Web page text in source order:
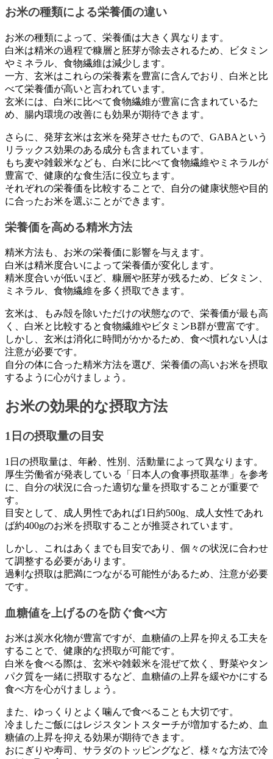
お米の種類による栄養価の違い
お米の種類によって、栄養価は大きく異なります。
白米は精米の過程で糠層と胚芽が除去されるため、ビタミン
やミネラル、食物繊維は減少します。
一方、玄米はこれらの栄養素を豊富に含んでおり、白米と比
べて栄養価が高いと言われています。
玄米には、白米に比べて食物繊維が豊富に含まれているた
め、腸内環境の改善にも効果が期待できます。
さらに、発芽玄米は玄米を発芽させたもので、GABAという
リラックス効果のある成分も含まれています。
もち麦や雑穀米なども、白米に比べて食物繊維やミネラルが
豊富で、健康的な食生活に役立ちます。
それぞれの栄養価を比較することで、自分の健康状態や目的
に合ったお米を選ぶことができます。
栄養価を高める精米方法
精米方法も、お米の栄養価に影響を与えます。
白米は精米度合いによって栄養価が変化します。
精米度合いが低いほど、糠層や胚芽が残るため、ビタミン、
ミネラル、食物繊維を多く摂取できます。
玄米は、もみ殻を除いただけの状態なので、栄養価が最も高
く、白米と比較すると食物繊維やビタミンB群が豊富です。
しかし、玄米は消化に時間がかかるため、食べ慣れない人は
注意が必要です。
自分の体に合った精米方法を選び、栄養価の高いお米を摂取
するように心がけましょう。
お米の効果的な摂取方法
1日の摂取量の目安
1日の摂取量は、年齢、性別、活動量によって異なります。
厚生労働省が発表している「日本人の食事摂取基準」を参考
に、自分の状況に合った適切な量を摂取することが重要で
す。
目安として、成人男性であれば1日約500g、成人女性であれ
ば約400gのお米を摂取することが推奨されています。
しかし、これはあくまでも目安であり、個々の状況に合わせ
て調整する必要があります。
過剰な摂取は肥満につながる可能性があるため、注意が必要
です。
血糖値を上げるのを防ぐ食べ方
お米は炭水化物が豊富ですが、血糖値の上昇を抑える工夫を
することで、健康的な摂取が可能です。
白米を食べる際は、玄米や雑穀米を混ぜて炊く、野菜やタン
パク質を一緒に摂取するなど、血糖値の上昇を緩やかにする
食べ方を心がけましょう。
また、ゆっくりとよく噛んで食べることも大切です。
冷ましたご飯にはレジスタントスターチが増加するため、血
糖値の上昇を抑える効果が期待できます。
おにぎりや寿司、サラダのトッピングなど、様々な方法で冷